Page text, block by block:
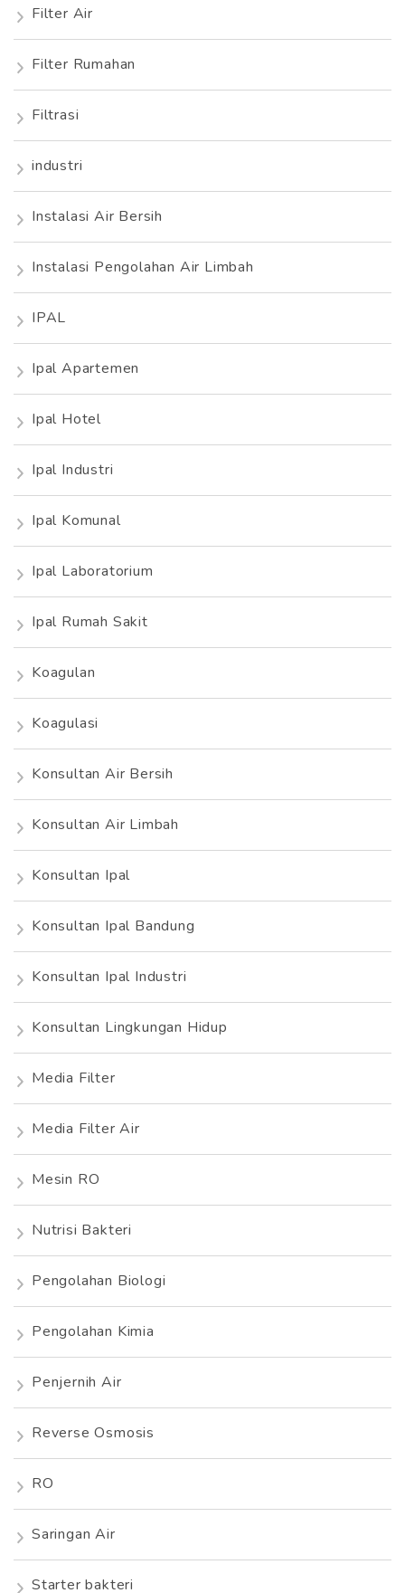
Filter Air
Filter Rumahan
Filtrasi
industri
Instalasi Air Bersih
Instalasi Pengolahan Air Limbah
IPAL
Ipal Apartemen
Ipal Hotel
Ipal Industri
Ipal Komunal
Ipal Laboratorium
Ipal Rumah Sakit
Koagulan
Koagulasi
Konsultan Air Bersih
Konsultan Air Limbah
Konsultan Ipal
Konsultan Ipal Bandung
Konsultan Ipal Industri
Konsultan Lingkungan Hidup
Media Filter
Media Filter Air
Mesin RO
Nutrisi Bakteri
Pengolahan Biologi
Pengolahan Kimia
Penjernih Air
Reverse Osmosis
RO
Saringan Air
Starter bakteri